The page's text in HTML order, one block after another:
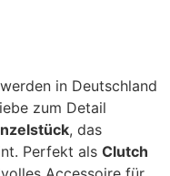
werden in Deutschland
zum Detail
, das
Perfekt als Clutch